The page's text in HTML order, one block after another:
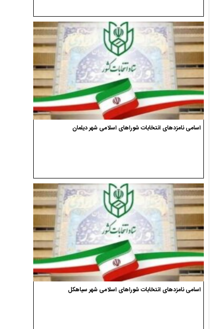
اسامی نامزدهای انتخابات شوراهای اسلامی شهر دیلمان
اسامی نامزدهای انتخابات شوراهای اسلامی شهر سیاهکل